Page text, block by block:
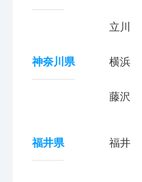
立川
神奈川県 横浜
藤沢
福井県 福井